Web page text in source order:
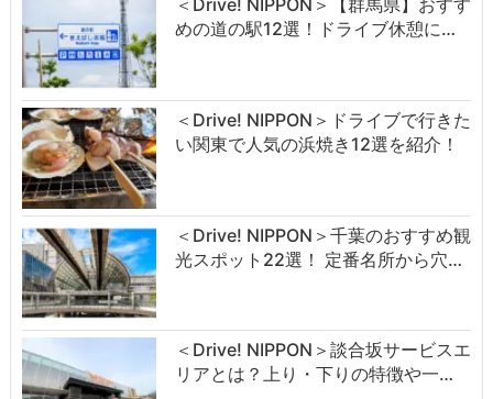
めの道の駅12選！ドライブ休憩に…
＜Drive! NIPPON＞ドライブで行きた
い関東で人気の浜焼き12選を紹介！
＜Drive! NIPPON＞千葉のおすすめ観
光スポット22選！ 定番名所から穴…
＜Drive! NIPPON＞談合坂サービスエ
リアとは？上り・下りの特徴や一…